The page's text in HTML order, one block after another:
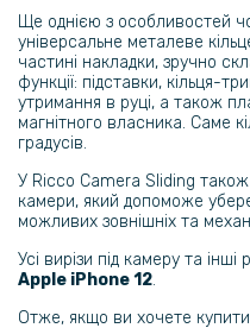
Ще однією з особливостей
універсальне металеве
частині накладки, зручно
функції: підставки, кільця-
утримання в руці, а також
магнітного власника. Саме
градусів.
У Ricco Camera Sliding
камери, який допоможе
можливих зовнішніх та
Усі вирізи під камеру та
Apple iPhone 12.
Отже, якщо ви хочете